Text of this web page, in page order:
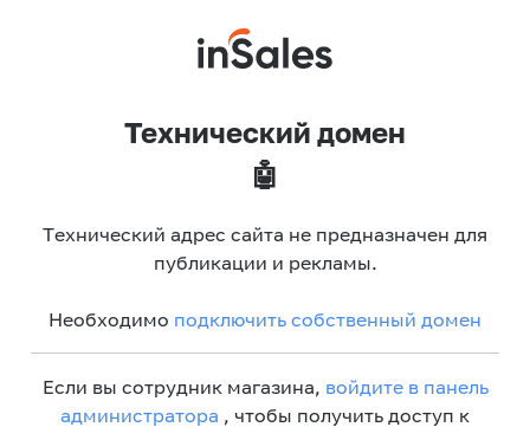
Технический домен
🤖
Технический адрес сайта не предназначен для
публикации и рекламы.
Необходимо подключить собственный домен
Если вы сотрудник магазина, войдите в панель
администратора , чтобы получить доступ к